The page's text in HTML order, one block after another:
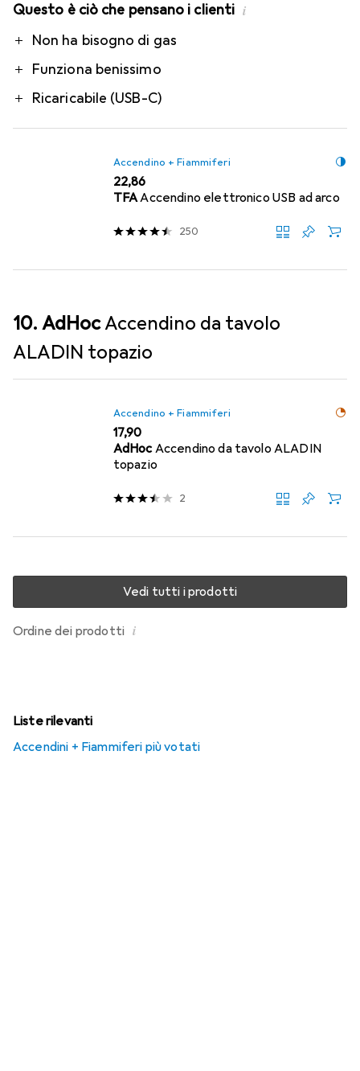
Questo è ciò che pensano i clienti i
ProNon ha bisogno di gas
Funziona benissimo
Ricaricabile (USB-C)
Accendino + Fiammiferi
EUR
22,86
TFAAccendino elettronico USB ad arco
250
10. AdHocAccendino da tavolo
ALADIN topazio
Accendino + Fiammiferi
EUR
17,90
AdHocAccendino da tavolo ALADIN
topazio
2
Ordine dei prodotti i
Vedi tutti i prodotti
Liste rilevanti
Accendini + Fiammiferi più votati